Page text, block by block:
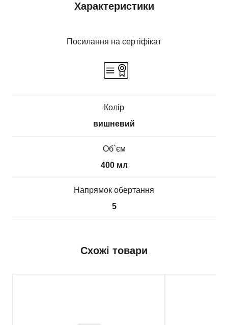
Характеристики
Посилання на сертіфікат
Колір
вишневий
Об`єм
400 мл
Напрямок обертання
5
Схожі товари